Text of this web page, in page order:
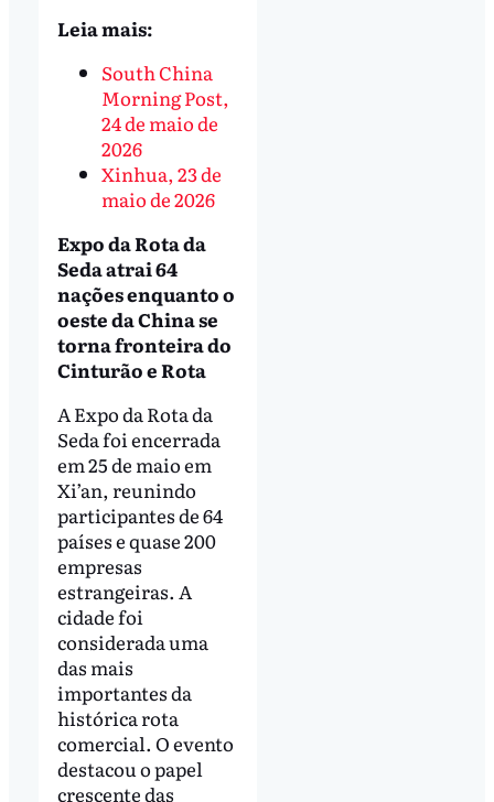
Leia mais:
South China
Morning Post,
24 de maio de
2026
Xinhua, 23 de
maio de 2026
Expo da Rota da
Seda atrai 64
nações enquanto o
oeste da China se
torna fronteira do
Cinturão e Rota
A Expo da Rota da
Seda foi encerrada
em 25 de maio em
Xi’an, reunindo
participantes de 64
países e quase 200
empresas
estrangeiras. A
cidade foi
considerada uma
das mais
importantes da
histórica rota
comercial. O evento
destacou o papel
crescente das